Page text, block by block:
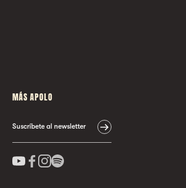
MÁS APOLO
Suscríbete al newsletter